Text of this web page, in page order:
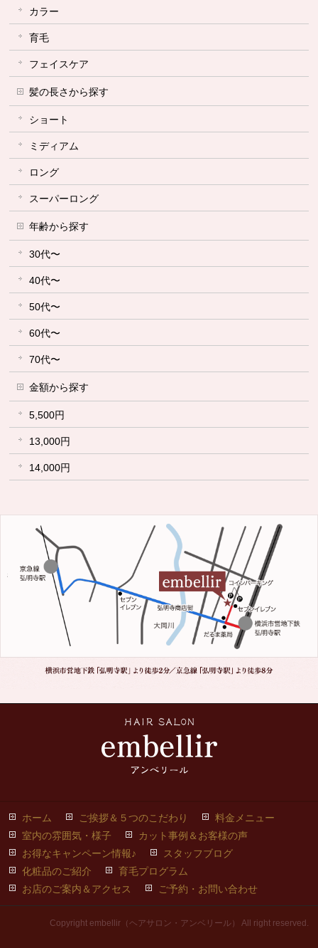
カラー
育毛
フェイスケア
髪の長さから探す
ショート
ミディアム
ロング
スーパーロング
年齢から探す
30代〜
40代〜
50代〜
60代〜
70代〜
金額から探す
5,500円
13,000円
14,000円
ホーム ご挨拶＆５つのこだわり
料金メニュー
室内の雰囲気・様子
カット事例＆お客様の声
お得なキャンペーン情報♪
スタッフブログ
化粧品のご紹介
育毛プログラム
お店のご案内＆アクセス
ご予約・お問い合わせ
Copyright embellir（ヘアサロン・アンベリール） All right reserved.